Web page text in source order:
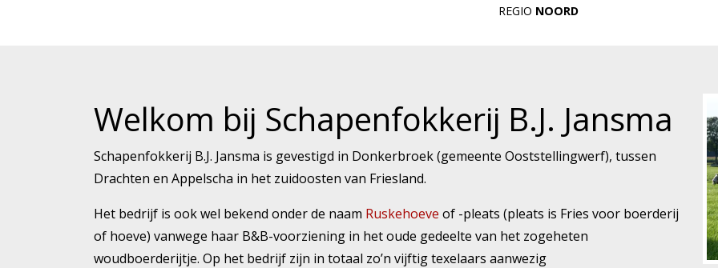
REGIO NOORD
Welkom bij Schapenfokkerij B.J. Jansma
Schapenfokkerij B.J. Jansma is gevestigd in Donkerbroek (gemeente Ooststellingwerf), tussen
Drachten en Appelscha in het zuidoosten van Friesland.
Het bedrijf is ook wel bekend onder de naam Ruskehoeve of -pleats (pleats is Fries voor boerderij
of hoeve) vanwege haar B&B-voorziening in het oude gedeelte van het zogeheten
woudboerderijtje. Op het bedrijf zijn in totaal zo’n vijftig texelaars aanwezig